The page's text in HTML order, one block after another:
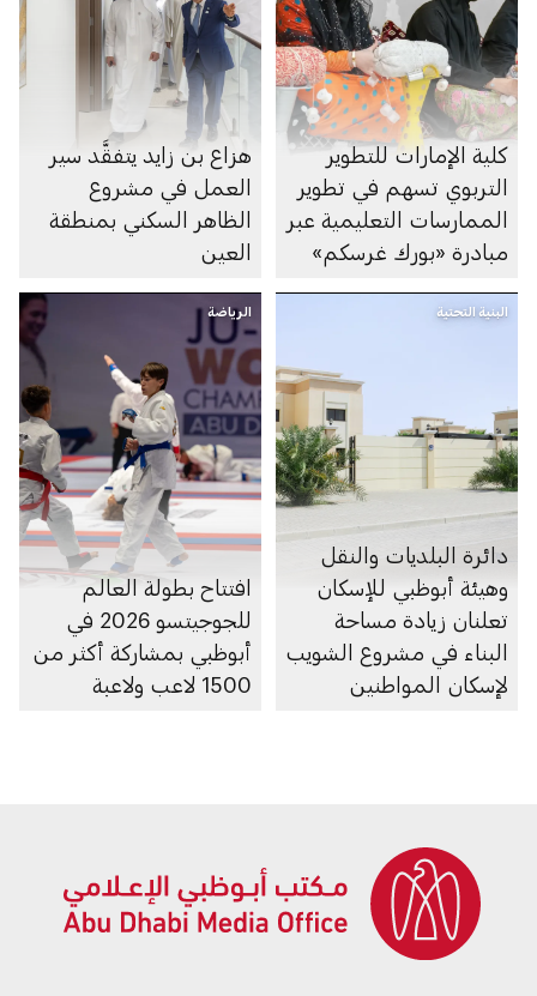
كلية الإمارات للتطوير
التربوي تسهم في تطوير
الممارسات التعليمية عبر
مبادرة «بورك غرسكم»
هزاع بن زايد يتفقَّد سير
العمل في مشروع
الظاهر السكني بمنطقة
العين
البنية التحتية
دائرة البلديات والنقل
وهيئة أبوظبي للإسكان
تعلنان زيادة مساحة
البناء في مشروع الشويب
لإسكان المواطنين
الرياضة
افتتاح بطولة العالم
للجوجيتسو 2026 في
أبوظبي بمشاركة أكثر من
1500 لاعب ولاعبة